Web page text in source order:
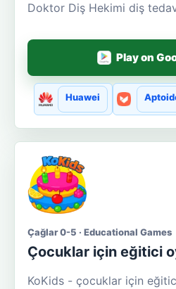
Doktor Diş Hekimi diş
Play on
Huawei
Çağlar 0-5 · Educational Games
Çocuklar için eğitici
KoKids - çocuklar için